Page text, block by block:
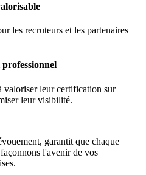
les recruteurs et les partenaires
valoriser leur certification sur
leur visibilité.
garantit que chaque
l'avenir de vos